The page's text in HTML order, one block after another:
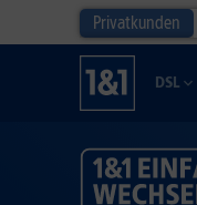
Privatkunden
DSL